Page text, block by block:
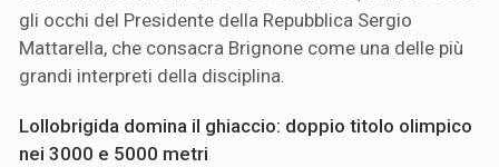
gli occhi del Presidente della Repubblica Sergio
Mattarella, che consacra Brignone come una delle più
grandi interpreti della disciplina.
Lollobrigida domina il ghiaccio: doppio titolo olimpico
nei 3000 e 5000 metri